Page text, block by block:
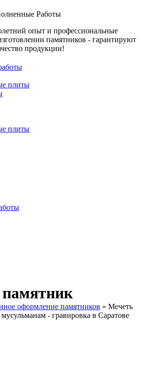
Работы
опыт и профессиональные
памятников - гарантируют
продукции!
плиты
плиты
оформление памятников » Мечеть
- гравировка в Саратове